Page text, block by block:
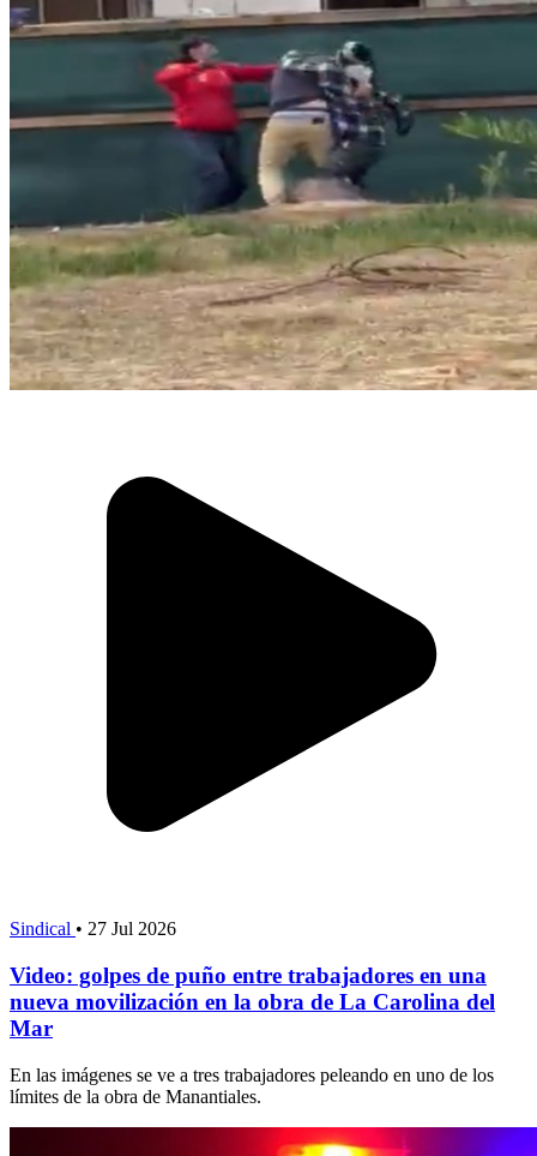
Sindical • 27 Jul 2026
Video: golpes de puño entre trabajadores en una
nueva movilización en la obra de La Carolina del
Mar
En las imágenes se ve a tres trabajadores peleando en uno de los
límites de la obra de Manantiales.